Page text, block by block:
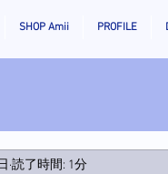
SHOP Amii PROFILE
読了時間: 1分